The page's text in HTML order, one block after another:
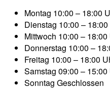
Montag 10:00 – 18:00
Dienstag 10:00 –
Mittwoch 10:00 – 18:00
Donnerstag 10:00 –
Freitag 10:00 – 18:00
Samstag 09:00 – 15:00
Sonntag Geschlossen